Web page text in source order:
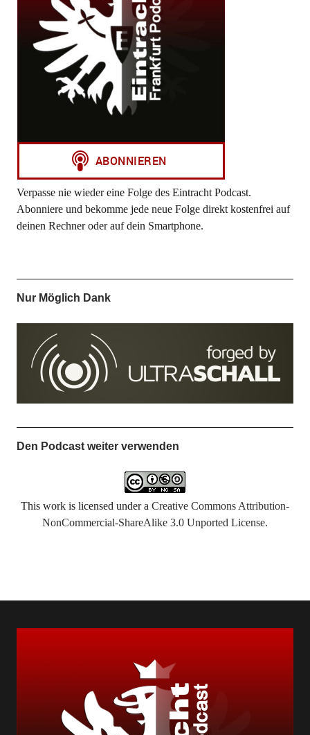
Verpasse nie wieder eine Folge des Eintracht Podcast.
Abonniere und bekomme jede neue Folge direkt kostenfrei auf
deinen Rechner oder auf dein Smartphone.
Nur Möglich Dank
Den Podcast weiter verwenden
This work is licensed under a Creative Commons Attribution-
NonCommercial-ShareAlike 3.0 Unported License.